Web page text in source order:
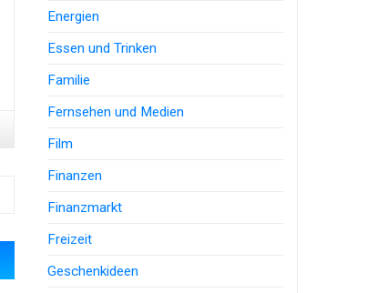
Energien
Essen und Trinken
Familie
Fernsehen und Medien
Film
Finanzen
Finanzmarkt
Freizeit
Geschenkideen